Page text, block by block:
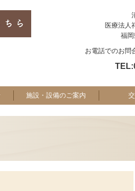
医療法
福
お電話でのお問
TEL:
施設・設備のご案内